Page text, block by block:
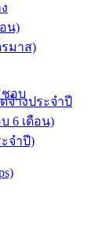
ชอบ
น)
มาส)
จ้างประจำปี
6 เดือน)
จำปี)